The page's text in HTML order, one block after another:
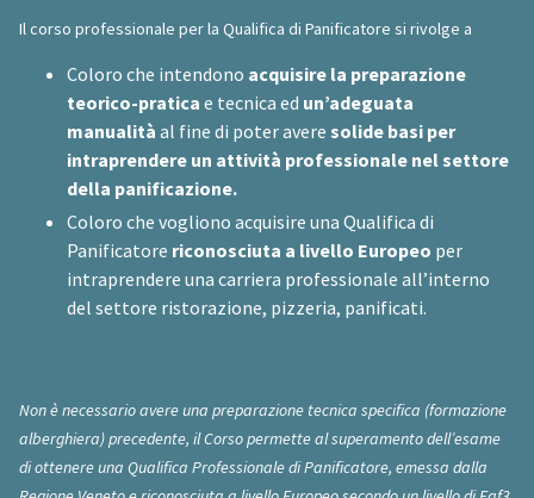
Il corso professionale per la Qualifica di Panificatore si rivolge a
Coloro che intendono acquisire la preparazione
teorico-pratica e tecnica ed un’adeguata
manualità al fine di poter avere solide basi per
intraprendere un attività professionale nelsettore
della panificazione.
Coloro che vogliono acquisire una Qualifica di
Panificatore riconosciuta a livello Europeo per
intraprendere una carriera professionale all’interno
del settore ristorazione, pizzeria, panificati.
Non è necessario avere una preparazione tecnica specifica (formazione
alberghiera) precedente, il Corso permette al superamento dell’esame
di ottenere una Qualifica Professionale di Panificatore, emessa dalla